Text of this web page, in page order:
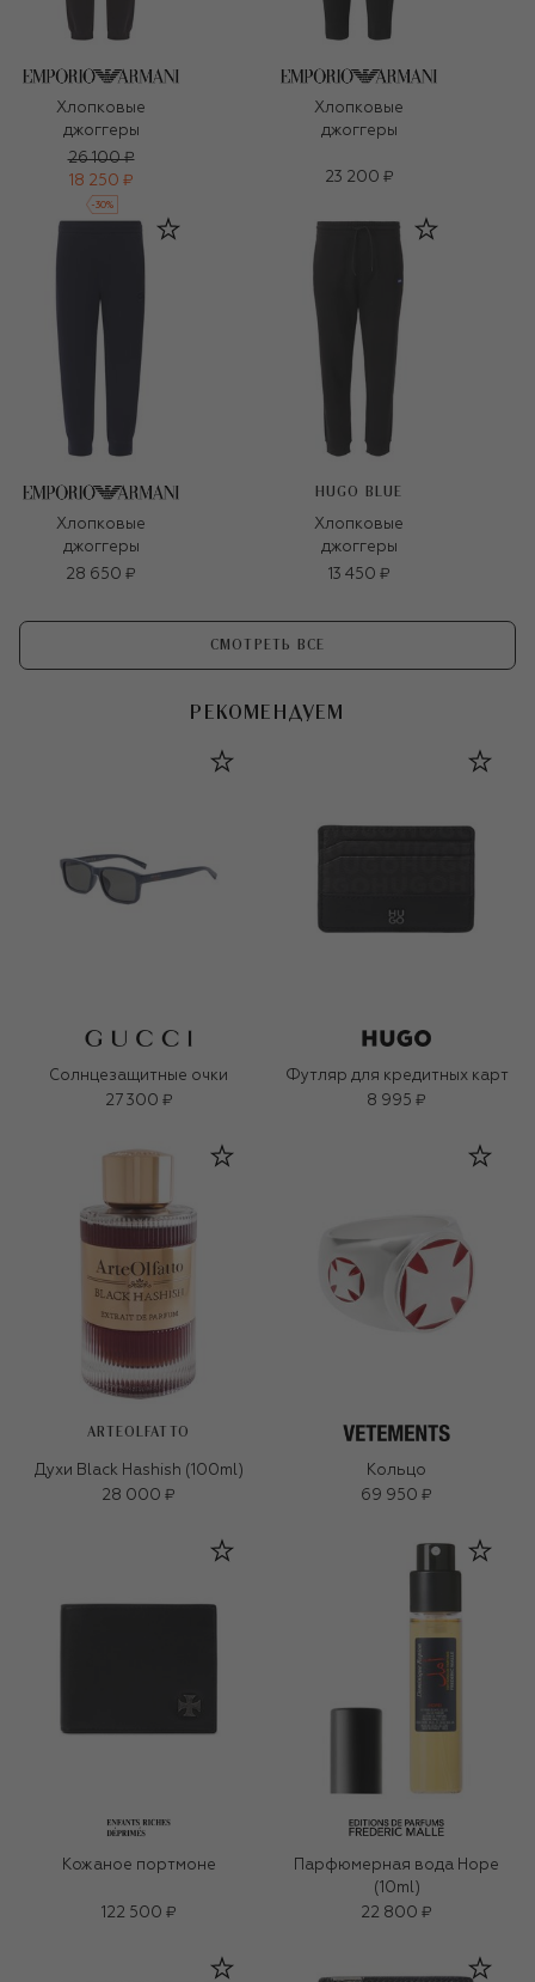
Хлопковые
джоггеры
26 100 ₽
18 250 ₽
-30%
Хлопковые
джоггеры
23 200 ₽
Хлопковые
джоггеры
28 650 ₽
HUGO BLUE
Хлопковые
джоггеры
13 450 ₽
СМОТРЕТЬ ВСЕ
РЕКОМЕНДУЕМ
Солнцезащитные очки
27 300 ₽
Футляр для кредитных карт
8 995 ₽
ARTEOLFATTO
Духи Black Hashish (100ml)
28 000 ₽
Кольцо
69 950 ₽
Кожаное портмоне
122 500 ₽
Парфюмерная вода Hope
(10ml)
22 800 ₽